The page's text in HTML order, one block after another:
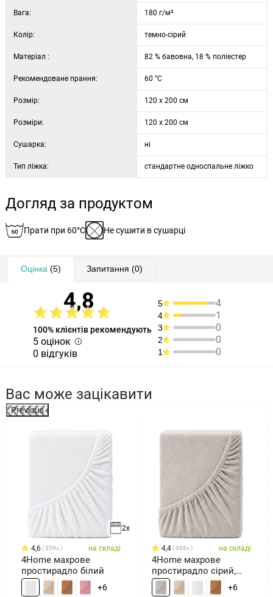
Вага: 180 г/м²
Колір: темно-сірий
Матеріал : 82 % бавовна, 18 % поліестер
Рекомендоване прання: 60 °C
Розмір: 120 x 200 см
Розміри: 120 x 200 см
Сушарка: ні
Тип ліжка: стандартне односпальне ліжко
Догляд за продуктом
Прати при 60°C Не сушити в сушарці
Оцінка (5) Запитання (0)
4,8
100% клієнтів рекомендують
5 оцінок
0 відгуків
5 4
4 1
3 0
2 0
1 0
Вас може зацікавити
Previous
2x
4,6 359x на складі
4Home махрове
простирадло білий
+6
4,4 309x на складі
4Home махрове
простирадло сірий,
180 x 200 см
+6